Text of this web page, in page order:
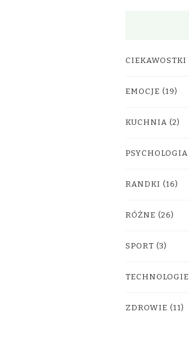
CIEKAWOSTKI
EMOCJE (19)
KUCHNIA (2)
PSYCHOLOGIA
RANDKI (16)
RÓŻNE (26)
SPORT (3)
TECHNOLOGIE
ZDROWIE (11)